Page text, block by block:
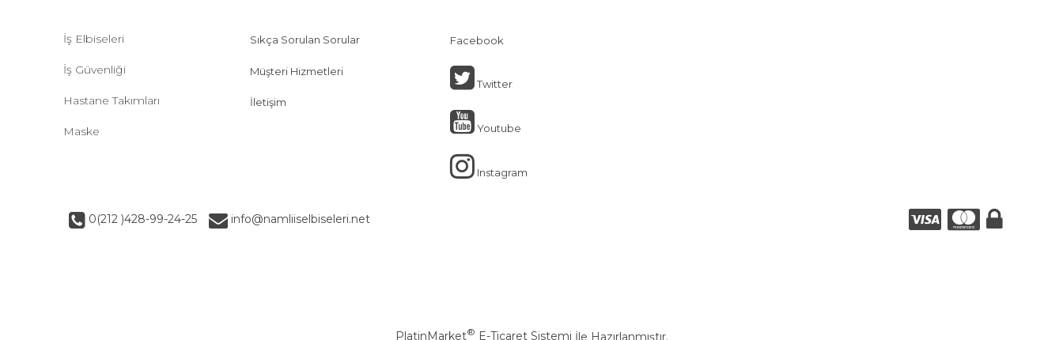
İş Elbiseleri
İş Güvenliği
Hastane Takımları
Maske
Sıkça Sorulan Sorular
Müşteri Hizmetleri
İletişim
Facebook
Twitter
Youtube
Instagram
0(212 )428-99-24-25 info@namliiselbiseleri.net
PlatinMarket® E-Ticaret Sistemi İle Hazırlanmıştır.